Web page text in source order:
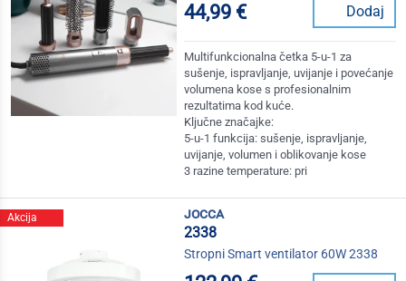
44,99 € Dodaj
Multifunkcionalna četka 5-u-1 za
sušenje, ispravljanje, uvijanje i povećanje
volumena kose s profesionalnim
rezultatima kod kuće.
Ključne značajke:
5-u-1 funkcija: sušenje, ispravljanje,
uvijanje, volumen i oblikovanje kose
3 razine temperature: pri
Akcija
jocca
2338
Stropni Smart ventilator 60W 2338